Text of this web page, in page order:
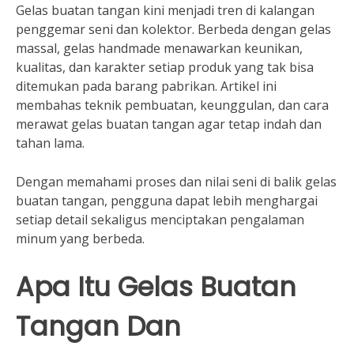
Gelas buatan tangan kini menjadi tren di kalangan
penggemar seni dan kolektor. Berbeda dengan gelas
massal, gelas handmade menawarkan keunikan,
kualitas, dan karakter setiap produk yang tak bisa
ditemukan pada barang pabrikan. Artikel ini
membahas teknik pembuatan, keunggulan, dan cara
merawat gelas buatan tangan agar tetap indah dan
tahan lama.
Dengan memahami proses dan nilai seni di balik gelas
buatan tangan, pengguna dapat lebih menghargai
setiap detail sekaligus menciptakan pengalaman
minum yang berbeda.
Apa Itu Gelas Buatan
Tangan Dan